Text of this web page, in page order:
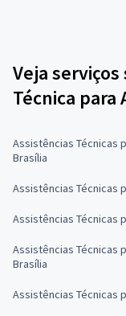
Veja
Técnica para
Assistências Técnicas
Brasília
Assistências Técnicas
Assistências Técnicas
Assistências Técnicas
Brasília
Assistências Técnicas